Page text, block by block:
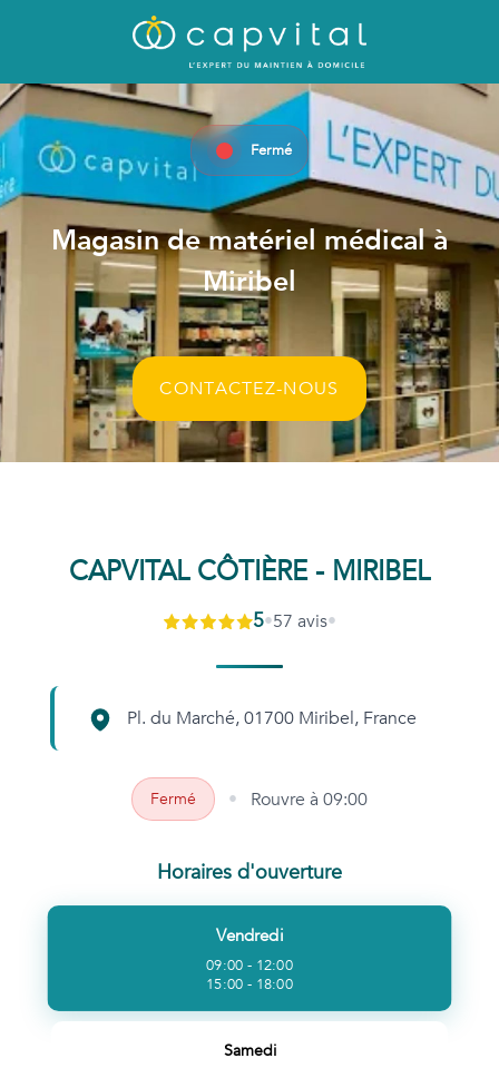
Fermé
Magasin de matériel médical à
Miribel
CONTACTEZ-NOUS
CAPVITAL CÔTIÈRE - MIRIBEL
5•57 avis•
Pl. du Marché, 01700 Miribel, France
Fermé • Rouvre à 09:00
Horaires d'ouverture
Vendredi
09:00 - 12:00
15:00 - 18:00
Samedi